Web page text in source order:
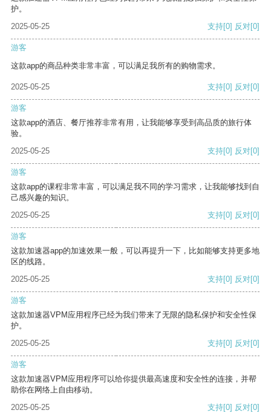
护。
2025-05-25
支持[0] 反对[0]
游客
这款app的商品种类非常丰富，可以满足我所有的购物需求。
2025-05-25 支持[0] 反对[0]
游客
这款app的酒店、餐厅推荐非常有用，让我能够享受到高品质的旅行体
验。
2025-05-25
支持[0] 反对[0]
游客
这款app的课程非常丰富，可以满足我不同的学习需求，让我能够找到自
己感兴趣的知识。
2025-05-25
支持[0] 反对[0]
游客
这款加速器app的加速效果一般，可以再提升一下，比如能够支持更多地
区的线路。
2025-05-25
支持[0] 反对[0]
游客
这款加速器VPM应用程序已经为我们带来了无限的隐私保护和安全性保
护。
2025-05-25
支持[0] 反对[0]
游客
这款加速器VPM应用程序可以给你提供最高速度和安全性的连接，并帮
助你在网络上自由移动。
2025-05-25
支持[0] 反对[0]